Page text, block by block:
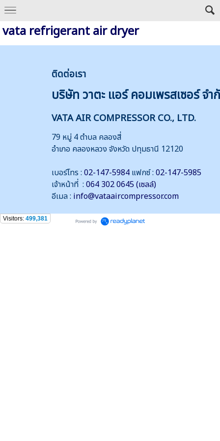
vata refrigerant air dryer
ติดต่อเรา
บริษัท วาตะ แอร์ คอมเพรสเซอร์ จำ
VATA AIR COMPRESSOR CO., LTD.
79 หมู่ 4 ตำบล คลองสี่
อำเภอ คลองหลวง จังหวัด ปทุมธานี 12120
เบอร์โทร : 02-147-5984 แฟกซ์ : 02-147-5985
เจ้าหน้าที่ : 064 302 0645 (เซลล์)
อีเมล : info@vataaircompressor.com
Visitors: 499,381